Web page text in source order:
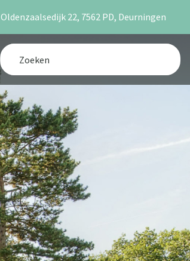
Oldenzaalsedijk 22, 7562 PD, Deurningen